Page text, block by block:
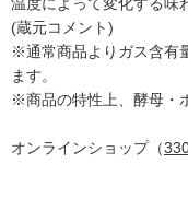
(蔵元コメント)
※通常商品よりガス含有
ます。
※商品の特性上、酵母・
オンラインショップ（